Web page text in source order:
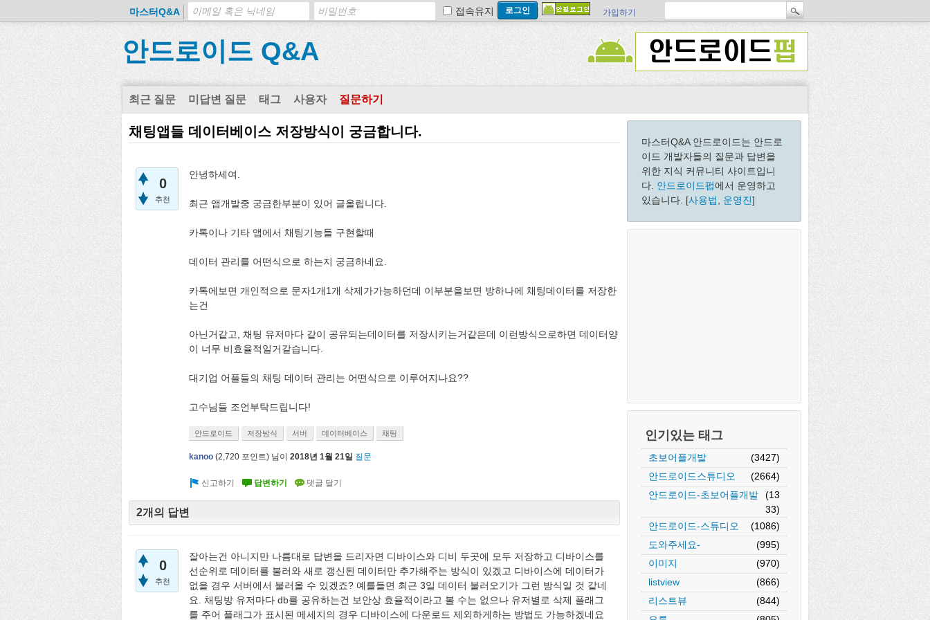
마스터Q&A 접속유지 가입하기
안드로이드 Q&A
최근 질문 미답변 질문 태그 사용자 질문하기
마스터Q&A 안드로이드는 안드로
이드 개발자들의 질문과 답변을
위한 지식 커뮤니티 사이트입니
다. 안드로이드펍에서 운영하고
있습니다. [사용법 운영진]
인기있는 태그
초보어플개발
(3427)
안드로이드스튜디오
(2664)
안드로이드-초보어플개발
(13
33)
안드로이드-스튜디오
(1086)
도와주세요-
(995)
이미지
(970)
listview
(866)
리스트뷰
(844)
채팅앱들 데이터베이스 저장방식이 궁금합니다.
0
추천
안녕하세여.
최근 앱개발중 궁금한부분이 있어 글올립니다.
카톡이나 기타 앱에서 채팅기능들 구현할때
데이터 관리를 어떤식으로 하는지 궁금하네요.
카톡에보면 개인적으로 문자1개1개 삭제가가능하던데 이부분을보면 방하나에 채팅데이터를 저장한
는건
아닌거같고, 채팅 유저마다 같이 공유되는데이터를 저장시키는거같은데 이런방식으로하면 데이터양
이 너무 비효율적일거같습니다.
대기업 어플들의 채팅 데이터 관리는 어떤식으로 이루어지나요??
고수님들 조언부탁드립니다!
안드로이드 저장방식 서버 데이터베이스 채팅
kanoo (2,720 포인트) 님이 2018년 1월 21일 질문
2개의 답변
0
추천
잘아는건 아니지만 나름대로 답변을 드리자면 디바이스와 디비 두곳에 모두 저장하고 디바이스를
선순위로 데이터를 불러와 새로 갱신된 데이터만 추가해주는 방식이 있겠고 디바이스에 데이터가
없을 경우 서버에서 불러올 수 있겠죠? 예를들면 최근 3일 데이터 불러오기가 그런 방식일 것 같네
요. 채팅방 유저마다 db를 공유하는건 보안상 효율적이라고 볼 수는 없으나 유저별로 삭제 플래그
를 주어 플래그가 표시된 메세지의 경우 디바이스에 다운로드 제외하게하는 방법도 가능하겠네요